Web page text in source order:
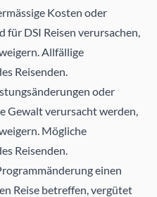
Kosten oder
DSI Reisen verursachen,
Allfällige
Reisenden.
oder
Gewalt verursacht werden,
Mögliche
Reisenden.
einen
Reise betreffen, vergütet